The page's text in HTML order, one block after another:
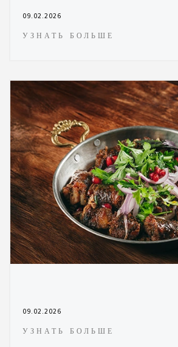
09.02.2026
УЗНАТЬ БОЛЬШЕ
09.02.2026
УЗНАТЬ БОЛЬШЕ